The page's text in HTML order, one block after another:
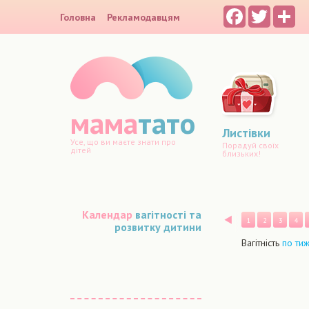
Головна Рекламодавцям FacebookTwitter
маматато
Усе, що ви маєте знати про
дітей
Листівки
Порадуй своїх
близьких!
Календар вагітності та
розвитку дитини
Назад
1 2 3 4
Вагітність по